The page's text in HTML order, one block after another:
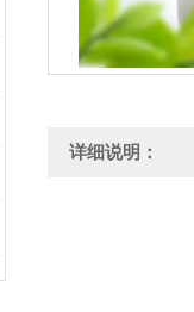
详细说明：